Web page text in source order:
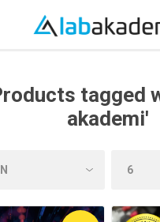
tagged
akademi'